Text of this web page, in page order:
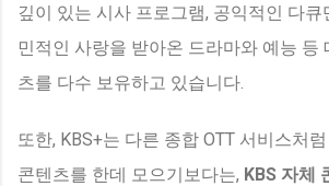
깊이 있는 시사 프로그램, 공익적인 다큐
민적인 사랑을 받아온 드라마와 예능 등
츠를 다수 보유하고 있습니다.
또한, KBS+는 다른 종합 OTT 서비스처
콘텐츠를 한데 모으기보다는, KBS 자체